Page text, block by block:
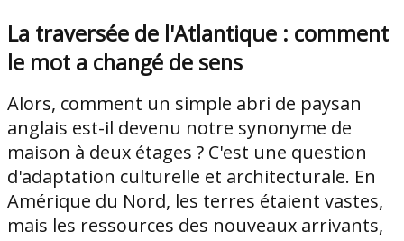
La traversée de l'Atlantique : comment
le mot a changé de sens
Alors, comment un simple abri de paysan
anglais est-il devenu notre synonyme de
maison à deux étages ? C'est une question
d'adaptation culturelle et architecturale. En
Amérique du Nord, les terres étaient vastes,
mais les ressources des nouveaux arrivants,